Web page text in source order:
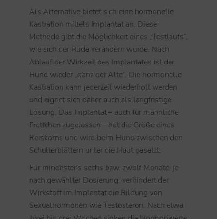
Als Alternative bietet sich eine hormonelle
Kastration mittels Implantat an. Diese
Methode gibt die Möglichkeit eines „Testlaufs“,
wie sich der Rüde verändern würde. Nach
Ablauf der Wirkzeit des Implantates ist der
Hund wieder „ganz der Alte“. Die hormonelle
Kastration kann jederzeit wiederholt werden
und eignet sich daher auch als langfristige
Lösung. Das Implantat – auch für männliche
Frettchen zugelassen – hat die Größe eines
Reiskorns und wird beim Hund zwischen den
Schulterblättern unter die Haut gesetzt.
Für mindestens sechs bzw. zwölf Monate, je
nach gewählter Dosierung, verhindert der
Wirkstoff im Implantat die Bildung von
Sexualhormonen wie Testosteron. Nach etwa